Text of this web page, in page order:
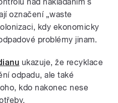
označení „waste
kdy ekonomicky
problémy jinam.
ukazuje, že recyklace
odpadu, ale také
kdo nakonec nese